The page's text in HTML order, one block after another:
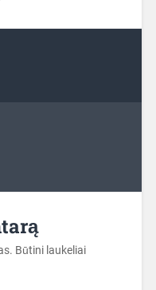
Būtini laukeliai